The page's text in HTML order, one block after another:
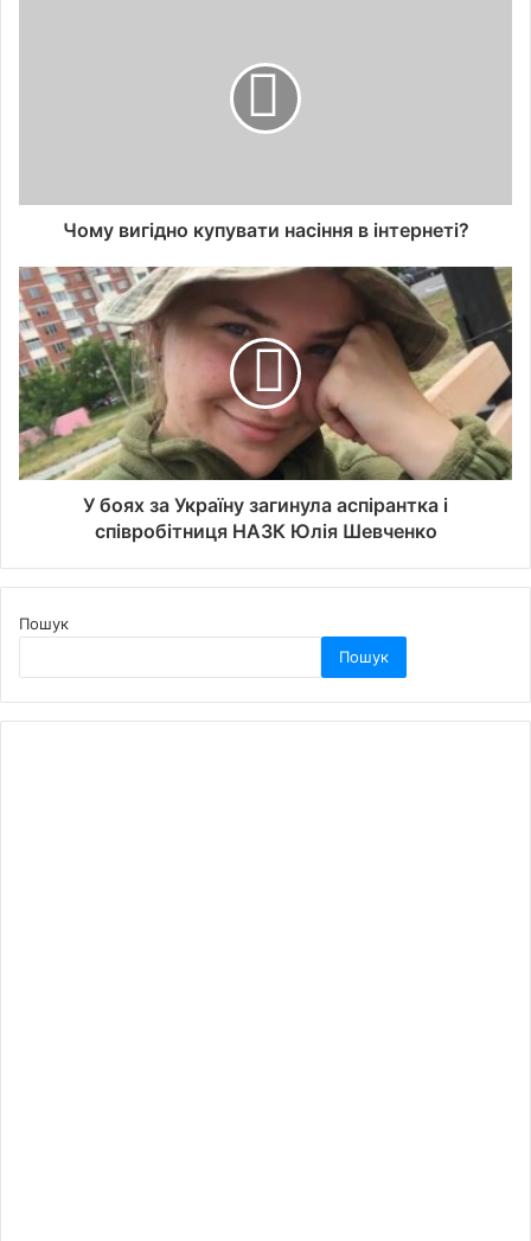
Чому вигідно купувати насіння в інтернеті?
У боях за Україну загинула аспірантка і
співробітниця НАЗК Юлія Шевченко
Пошук
Пошук